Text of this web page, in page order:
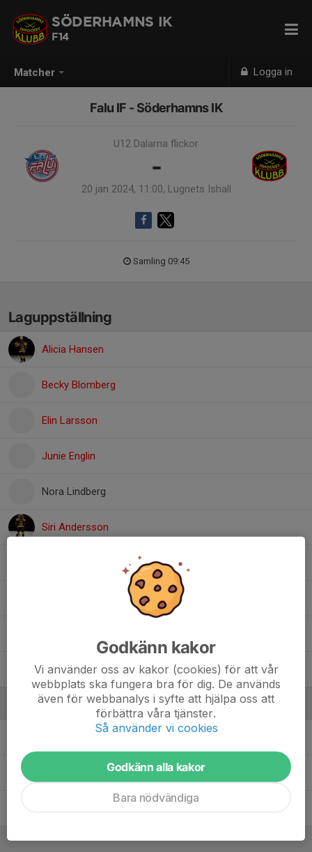
Matcher Logga in
SÖDERHAMNS IK
F14
Falu IF - Söderhamns IK
U12 Dalarna flickor
-
20 jan 2024, 11:00, Lugnets Ishall
Samling 09:45
Laguppställning
Alicia Hansen
Becky Blomberg
Elin Larsson
Junie Englin
Nora Lindberg
Siri Andersson
, F10/F12
Thelma Karlsson
Ledare
Mariette HansenLagledare
Godkänn kakor
Vi använder oss av kakor (cookies) för att vår
webbplats ska fungera bra för dig. De används
även för webbanalys i syfte att hjälpa oss att
förbättra våra tjänster.
Så använder vi cookies
Godkänn alla kakor
Bara nödvändiga